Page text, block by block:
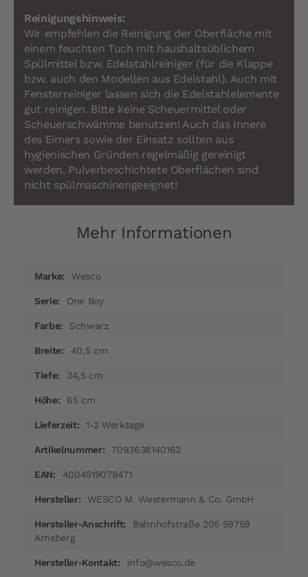
Reinigungshinweis:
Wir empfehlen die Reinigung der Oberfläche mit
einem feuchten Tuch mit haushaltsüblichem
Spülmittel bzw. Edelstahlreiniger (für die Klappe
bzw. auch den Modellen aus Edelstahl). Auch mit
Fensterreiniger lassen sich die Edelstahlelemente
gut reinigen. Bitte keine Scheuermittel oder
Scheuerschwämme benutzen! Auch das Innere
des Eimers sowie der Einsatz sollten aus
hygienischen Gründen regelmäßig gereinigt
werden. Pulverbeschichtete Oberflächen sind
nicht spülmaschinengeeignet!
Mehr Informationen
InformationenWesco
One Boy
Schwarz
40,5 cm
34,5 cm
65 cm
1-2 Werktage
7093638140162
4004519078471
WESCO M. Westermann & Co. GmbH
Bahnhofstraße 205 59759
Arnsberg
info@wesco.de